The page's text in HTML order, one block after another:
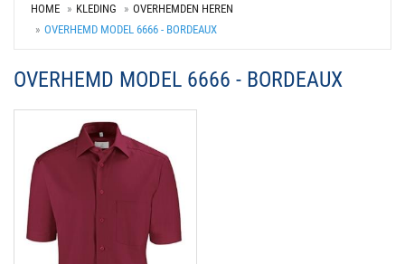
HOME KLEDING
OVERHEMDEN HEREN
OVERHEMD MODEL 6666 - BORDEAUX
OVERHEMD MODEL 6666 - BORDEAUX